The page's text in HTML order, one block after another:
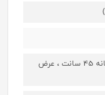
سایز 3-4 سال : قد از سرشانه 45 سانت ، عرض